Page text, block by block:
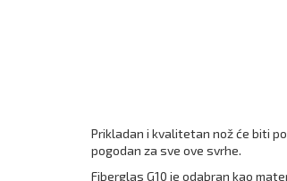
Prikladan i kvalitetan nož će biti
pogodan za sve ove svrhe.
Fiberglas G10 je odabran kao